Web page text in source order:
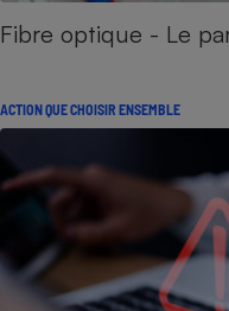
Fibre optique - Le
ACTION QUE CHOISIR ENSEMBLE